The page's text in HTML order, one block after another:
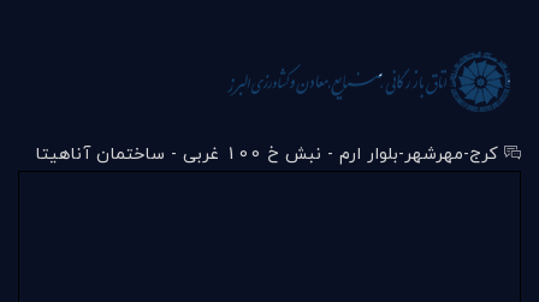
کرج-مهرشهر-بلوار ارم - نبش خ 100 غربی - ساختمان آناهیتا